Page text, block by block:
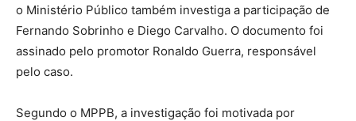
o Ministério Público também investiga a participação de
Fernando Sobrinho e Diego Carvalho. O documento foi
assinado pelo promotor Ronaldo Guerra, responsável
pelo caso.
Segundo o MPPB, a investigação foi motivada por